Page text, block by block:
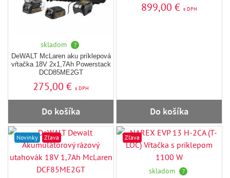
skladom
?
DeWALT McLaren aku príklepová
vŕtačka 18V 2x1,7Ah Powerstack
DCD85ME2GT
275,00 € s DPH
Do košíka
899,00 € s DPH
Do košíka
Novinky Zľava Zľava
skladom
?